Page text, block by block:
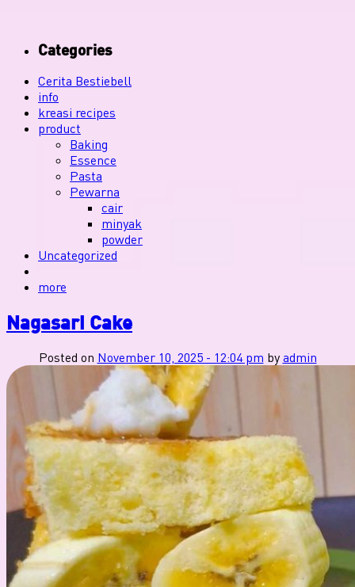
Categories
Cerita Bestiebell
info
kreasi recipes
product
Baking
Essence
Pasta
Pewarna
cair
minyak
powder
Uncategorized
more
Nagasari Cake
Posted on November 10, 2025 - 12:04 pm by admin